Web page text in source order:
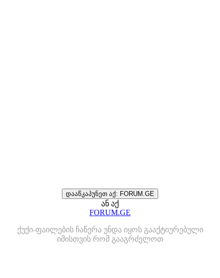
დააწკაპუნეთ აქ: FORUM.GE
ან აქ
FORUM.GE
ქუქი-ფაილების ჩაწერა უნდა იყოს გააქტიურებული
იმისთვის რომ გააგრძელოთ